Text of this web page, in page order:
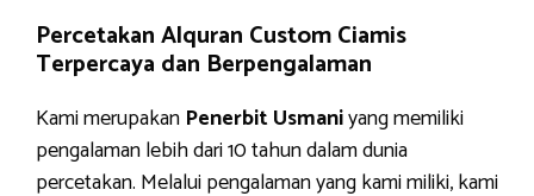
Percetakan Alquran Custom Ciamis
Terpercaya dan Berpengalaman
Kami merupakan Penerbit Usmaniyang memiliki
pengalaman lebih dari 10 tahun dalam dunia
percetakan. Melalui pengalaman yang kami miliki, kami